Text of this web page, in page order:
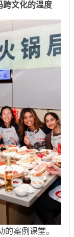
跨文化的温度
案例课堂。